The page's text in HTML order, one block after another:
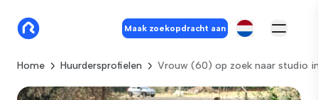
Maak zoekopdracht aan
Home Huurdersprofielen Vrouw (60) op zoek naar studio